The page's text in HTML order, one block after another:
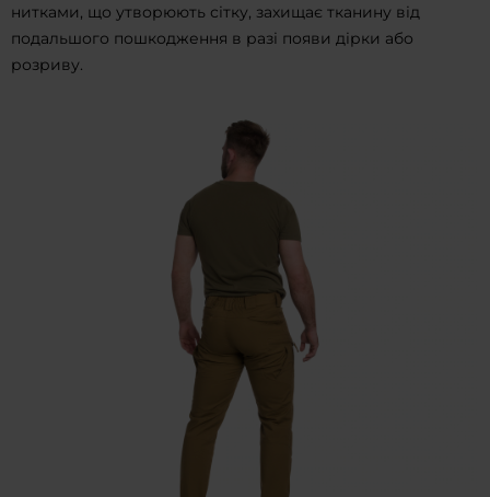
нитками, що утворюють сітку, захищає тканину від
подальшого пошкодження в разі появи дірки або
розриву.